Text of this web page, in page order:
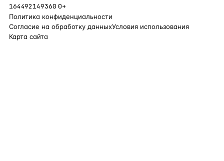
164492149360 0+
Политика конфиденциальности
Согласие на обработку данныхУсловия использования
Карта сайта